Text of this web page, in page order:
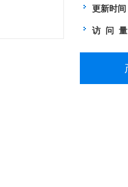
更新时间
访 问 量